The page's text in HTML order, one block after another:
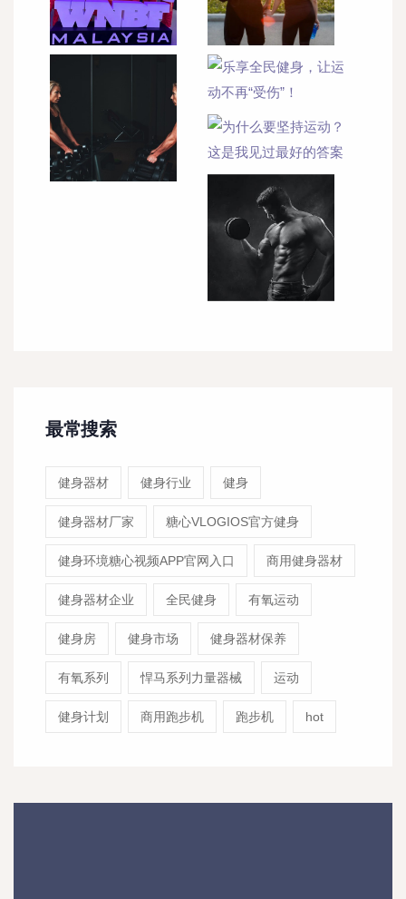
最常搜索
健身器材 健身行业 健身
健身器材厂家 糖心VLOGIOS官方健身
健身环境糖心视频APP官网入口 商用健身器材
健身器材企业 全民健身 有氧运动
健身房 健身市场 健身器材保养
有氧系列 悍马系列力量器械 运动
健身计划 商用跑步机 跑步机 hot